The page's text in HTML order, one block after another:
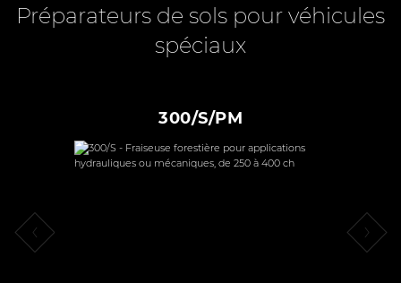
Préparateurs de sols pour véhicules
spéciaux
300/S/PM